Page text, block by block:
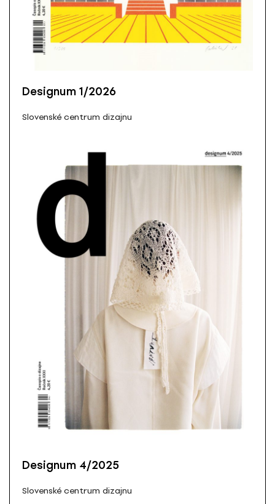
Designum 1/2026
Slovenské centrum dizajnu
Designum 4/2025
Slovenské centrum dizajnu